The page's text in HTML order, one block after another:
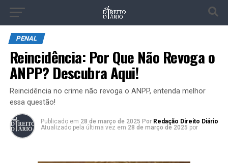
PENAL
Reincidência: Por Que Não Revoga o
ANPP? Descubra Aqui!
Reincidência no crime não revoga o ANPP, entenda melhor
essa questão!
Publicado em 28 de março de 2025 Por Redação Direito Diário
Atualizado pela última vez em 28 de março de 2025 por